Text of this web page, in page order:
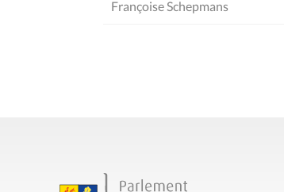
Françoise Schepmans